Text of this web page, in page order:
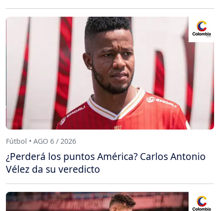
Fútbol • AGO 6 / 2026
¿Perderá los puntos América? Carlos Antonio
Vélez da su veredicto